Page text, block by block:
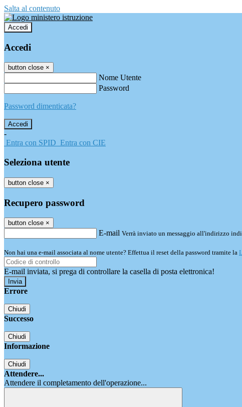
Salta al contenuto
Accedi
Accedi
button close ×
Nome Utente
Password
Password dimenticata?
-
Entra con SPID Entra con CIE
Seleziona utente
button close ×
Recupero password
button close ×
E-mail Verrà inviato un messaggio all'indirizzo
Non hai una e-mail associata al nome utente? Effettua il reset della password tramite la
E-mail inviata, si prega di controllare la casella di posta elettronica!
Errore
Chiudi
Successo
Chiudi
Informazione
Chiudi
Attendere...
Attendere il completamento dell'operazione...